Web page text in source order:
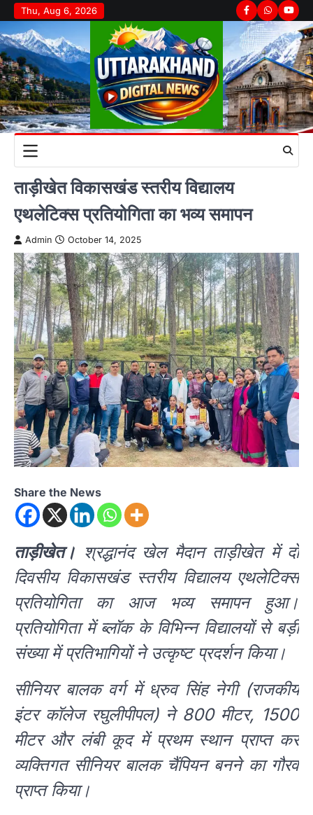
Skip
to
content
Thu, Aug 6, 2026 Facebook
Whatsapp
ताड़ीखेत विकासखंड स्तरीय विद्यालय
एथलेटिक्स प्रतियोगिता का भव्य समापन
Admin October 14, 2025
Share the News
ताड़ीखेत। श्रद्धानंद खेल मैदान ताड़ीखेत में दो
दिवसीय विकासखंड स्तरीय विद्यालय एथलेटिक्स
प्रतियोगिता का आज भव्य समापन हुआ।
प्रतियोगिता में ब्लॉक के विभिन्न विद्यालयों से बड़ी
संख्या में प्रतिभागियों ने उत्कृष्ट प्रदर्शन किया।
सीनियर बालक वर्ग में ध्रुव सिंह नेगी (राजकीय
इंटर कॉलेज रघुलीपीपल) ने 800 मीटर, 1500
मीटर और लंबी कूद में प्रथम स्थान प्राप्त कर
व्यक्तिगत सीनियर बालक चैंपियन बनने का गौरव
प्राप्त किया।